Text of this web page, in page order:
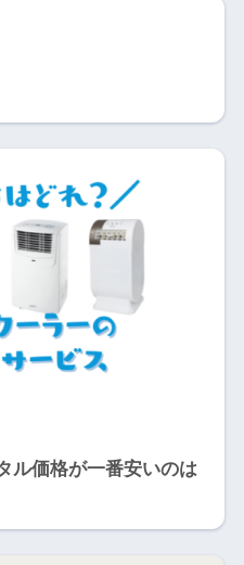
ル価格が一番安いのは